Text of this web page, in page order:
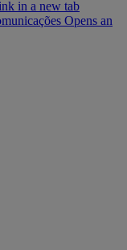
in a new tab
Opens an